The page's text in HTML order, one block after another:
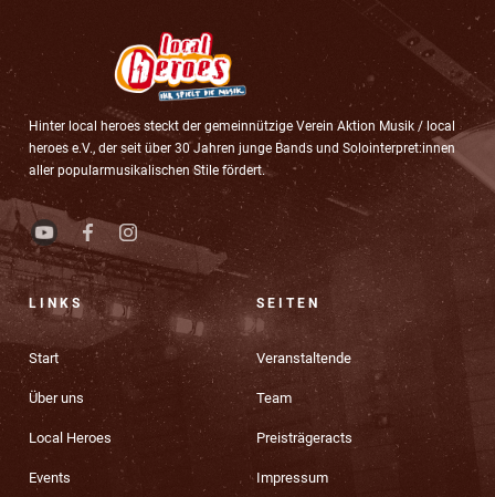
Hinter local heroes steckt der gemeinnützige Verein Aktion Musik / local
heroes e.V., der seit über 30 Jahren junge Bands und Solointerpret:innen
aller popularmusikalischen Stile fördert.
LINKS
Start
Über uns
Local Heroes
Events
SEITEN
Veranstaltende
Team
Preisträgeracts
Impressum